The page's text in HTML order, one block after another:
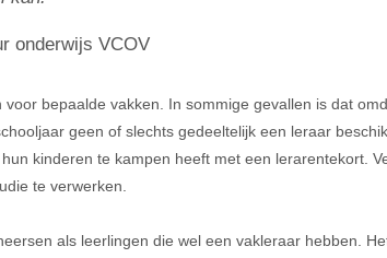
onderwijs VCOV
voor bepaalde vakken. In sommige gevallen is dat
geen of slechts gedeeltelijk een leraar
kinderen te kampen heeft met een lerarentekort.
te verwerken.
als leerlingen die wel een vakleraar hebben.